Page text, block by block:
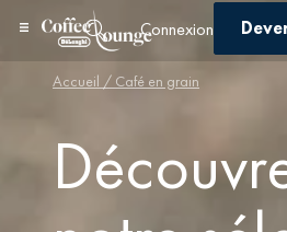
Connexion
Accueil / Café en grain